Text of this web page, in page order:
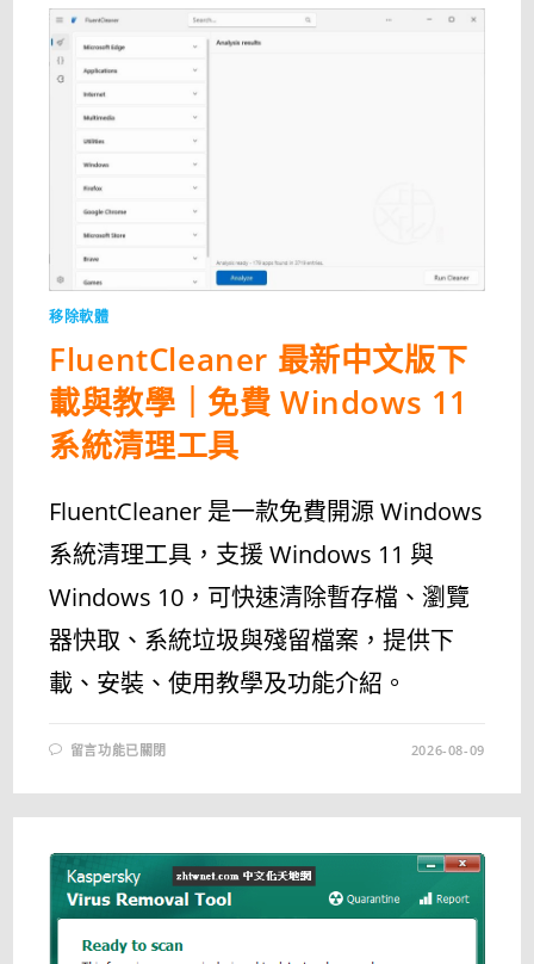
下
載
｜
WINDOWS
病
毒
描
工
具
完
整
教
學
（2026）〉
中
移除軟體
FluentCleaner 最新中文版下
載與教學｜免費 Windows 11
系統清理工具
FluentCleaner 是一款免費開源 Windows
系統清理工具，支援 Windows 11 與
Windows 10，可快速清除暫存檔、瀏覽
器快取、系統垃圾與殘留檔案，提供下
載、安裝、使用教學及功能介紹。
在
〈FLUENTCLEANER
新
下
載
與
教
學
｜
免
留言功能已關閉 2026-08-09